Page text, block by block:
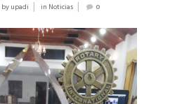
byupadi in Noticias 0